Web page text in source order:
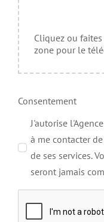
Cliquez ou
zone pour le
Consentement
J'autorise
à me contacter
de ses services.
seront jamais